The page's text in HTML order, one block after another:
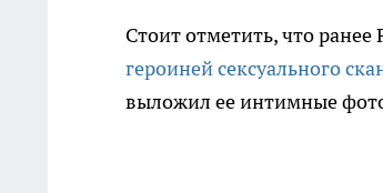
Стоит отметить, что
героиней сексуального
выложил ее интимные